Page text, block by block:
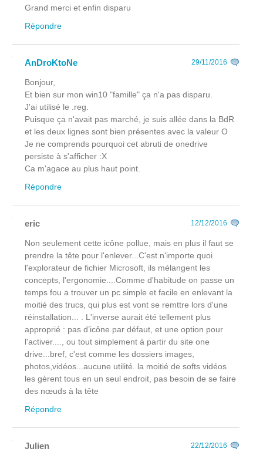
Grand merci et enfin disparu
Répondre
AnDroKtoNe 29/11/2016
Bonjour,
Et bien sur mon win10 "famille" ça n'a pas disparu.
J'ai utilisé le .reg.
Puisque ça n'avait pas marché, je suis allée dans la BdR
et les deux lignes sont bien présentes avec la valeur O
Je ne comprends pourquoi cet abruti de onedrive
persiste à s'afficher :X
Ca m'agace au plus haut point.
Répondre
eric 12/12/2016
Non seulement cette icône pollue, mais en plus il faut se
prendre la tête pour l'enlever...C'est n'importe quoi
l'explorateur de fichier Microsoft, ils mélangent les
concepts, l'ergonomie....Comme d'habitude on passe un
temps fou a trouver un pc simple et facile en enlevant la
moitié des trucs, qui plus est vont se remttre lors d'une
réinstallation... . L'inverse aurait été tellement plus
approprié : pas d’icône par défaut, et une option pour
l'activer...., ou tout simplement à partir du site one
drive...bref, c'est comme les dossiers images,
photos,vidéos...aucune utilité. la moitié de softs vidéos
les gèrent tous en un seul endroit, pas besoin de se faire
des nœuds à la tête
Répondre
Julien 22/12/2016